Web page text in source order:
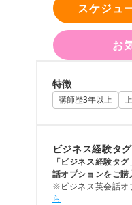
スケジュ
お
特徴
講師歴3年以上
ビジネス経験タグ
「ビジネス経験タ
話オプションをご購
※ビジネス英会話オ
ら